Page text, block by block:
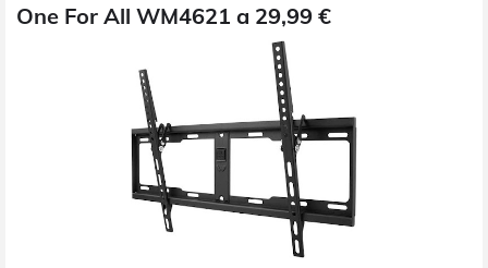
One For All WM4621 a 29,99 €